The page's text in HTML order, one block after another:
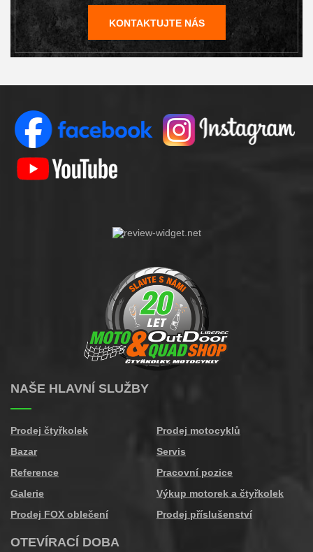
KONTAKTUJTE NÁS
NAŠE HLAVNÍ SLUŽBY
Prodej čtyřkolek
Prodej motocyklů
Bazar
Servis
Reference
Pracovní pozice
Galerie
Výkup motorek a čtyřkolek
Prodej FOX oblečení
Prodej příslušenství
OTEVÍRACÍ DOBA